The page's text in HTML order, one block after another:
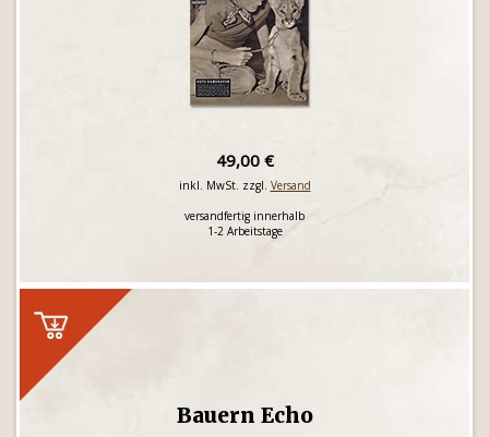
49,00 €
inkl. MwSt. zzgl. Versand
versandfertig innerhalb
1-2 Arbeitstage
Bauern Echo